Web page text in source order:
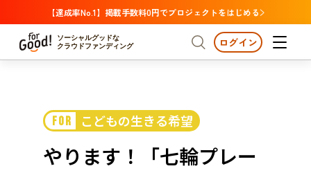
【達成率No.1】掲載手数料0円でプロジェクトをはじめる
ソーシャルグッドな
クラウドファンディング
プロジェクトからさがす 注目
カテゴリーからさがす 国際協力
注目 新着
支援金額が多い
支援人数が多い
終了日が近い
カテゴリーからさがす
ログイン
FOR こどもの生きる希望
やります！「七輪プレー